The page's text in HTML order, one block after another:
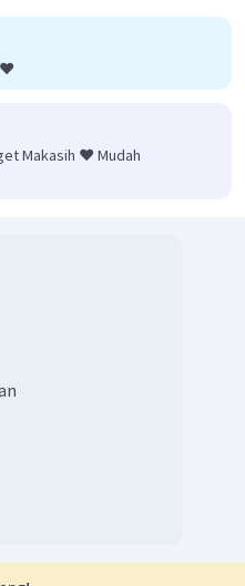
benar adalah C.
❤️
Makasih ❤️ Mudah